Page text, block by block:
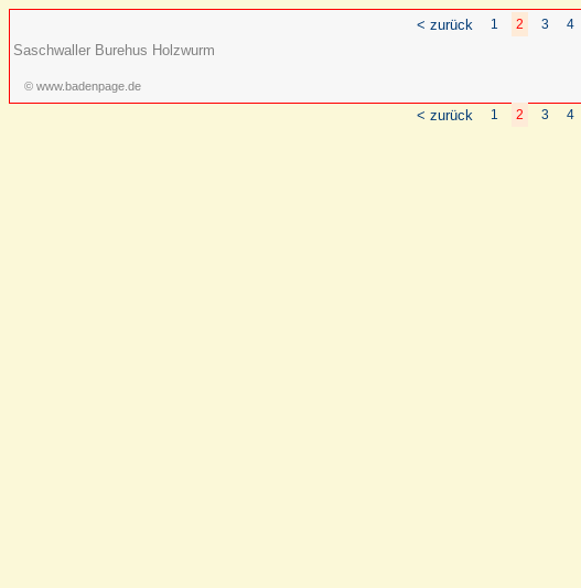
< zurück 1 2 3 4
Saschwaller Burehus Holzwurm
© www.badenpage.de
< zurück 1 2 3 4